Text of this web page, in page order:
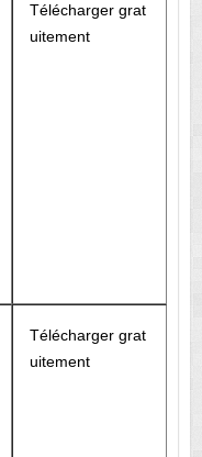
Télécharger grat
uitement
Télécharger grat
uitement